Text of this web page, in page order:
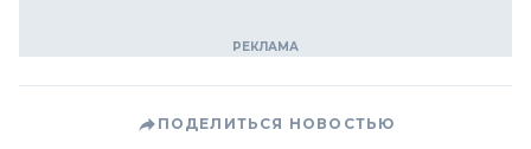
ПОДЕЛИТЬСЯ НОВОСТЬЮ